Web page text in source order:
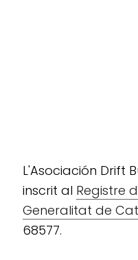
L'Asociación Drift
inscrit al Registre
Generalitat de
68577.